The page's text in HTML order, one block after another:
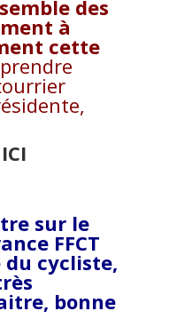
des
à
cette
ICI
sur le
FFCT
cycliste,
bonne